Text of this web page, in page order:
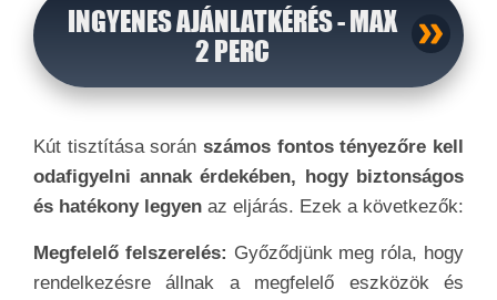
INGYENES AJÁNLATKÉRÉS - MAX
2 PERC
Kút tisztítása során számos fontos tényezőre kell
odafigyelni annak érdekében, hogy biztonságos
és hatékony legyen az eljárás. Ezek a következők:
Megfelelő felszerelés: Győződjünk meg róla, hogy
rendelkezésre állnak a megfelelő eszközök és